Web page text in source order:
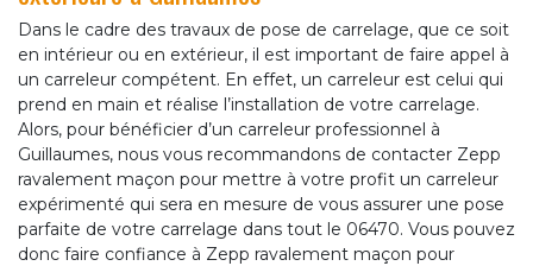
Dans le cadre des travaux de pose de carrelage, que ce soit
en intérieur ou en extérieur, il est important de faire appel à
un carreleur compétent. En effet, un carreleur est celui qui
prend en main et réalise l’installation de votre carrelage.
Alors, pour bénéficier d’un carreleur professionnel à
Guillaumes, nous vous recommandons de contacter Zepp
ravalement maçon pour mettre à votre profit un carreleur
expérimenté qui sera en mesure de vous assurer une pose
parfaite de votre carrelage dans tout le 06470. Vous pouvez
donc faire confiance à Zepp ravalement maçon pour